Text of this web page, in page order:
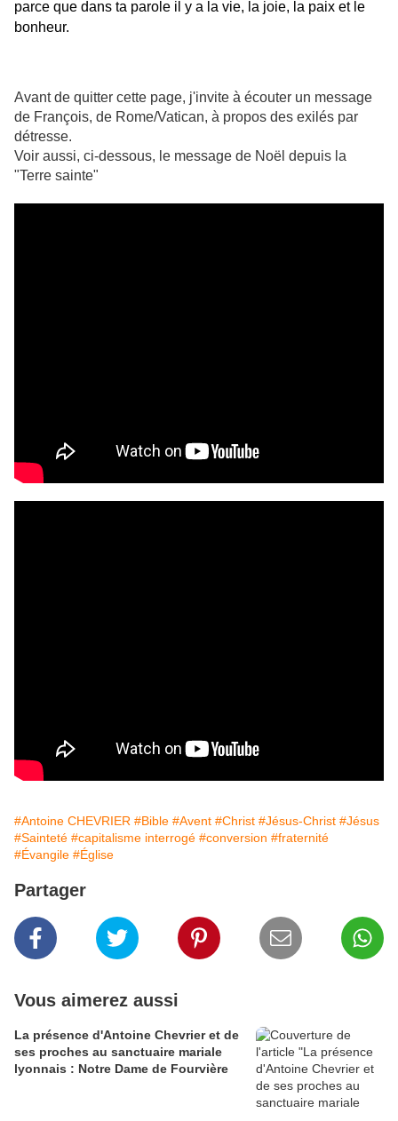
parce que dans ta parole il y a la vie, la joie, la paix et le
bonheur.
Avant de quitter cette page, j'invite à écouter un message
de François, de Rome/Vatican, à propos des exilés par
détresse.
Voir aussi, ci-dessous, le message de Noël depuis la
"Terre sainte"
#Antoine CHEVRIER #Bible #Avent #Christ #Jésus-Christ #Jésus
#Sainteté #capitalisme interrogé #conversion #fraternité
#Évangile #Église
Partager
Vous aimerez aussi
La présence d'Antoine Chevrier et de
ses proches au sanctuaire mariale
lyonnais : Notre Dame de Fourvière